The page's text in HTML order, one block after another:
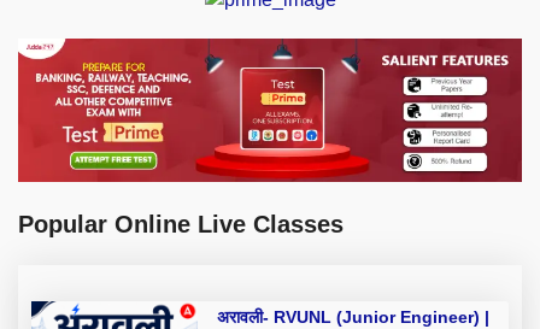
Popular Online Live Classes
अरावली- RVUNL (Junior Engineer) |